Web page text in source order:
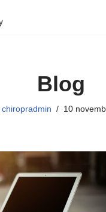
Blog
chiropradmin 10